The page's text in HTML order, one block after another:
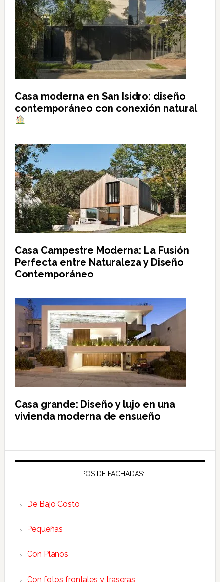
Casa moderna en San Isidro: diseño
contemporáneo con conexión natural
Casa Campestre Moderna: La Fusión
Perfecta entre Naturaleza y Diseño
Contemporáneo
Casa grande: Diseño y lujo en una
vivienda moderna de ensueño
TIPOS DE FACHADAS:
De Bajo Costo
Pequeñas
Con Planos
Con fotos frontales y traseras